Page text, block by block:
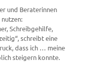
und Beraterinnen
Schreibgehilfe,
schreibt eine
dass ich … meine
steigern konnte.